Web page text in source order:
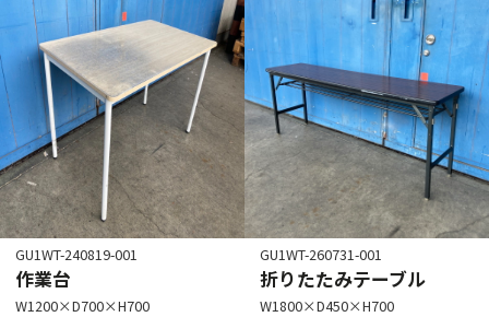
GU1WT-240819-001
作業台
W1200×D700×H700
GU1WT-260731-001
折りたたみテーブル
W1800×D450×H700